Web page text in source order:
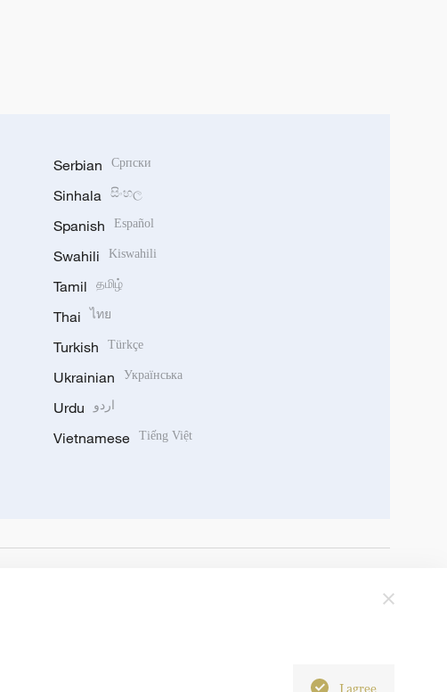
Serbian Српски
Sinhala සිංහල
Spanish Español
Swahili Kiswahili
Tamil தமிழ்
Thai ไทย
Turkish Türkçe
Ukrainian Українська
Urdu اردو
Vietnamese Tiếng Việt
I agree